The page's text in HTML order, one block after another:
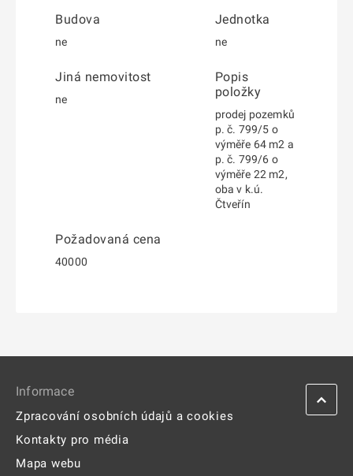
Budova
ne
Jednotka
ne
Jiná nemovitost
ne
Popis
položky
prodej pozemků
p. č. 799/5 o
výměře 64 m2 a
p. č. 799/6 o
výměře 22 m2,
oba v k.ú.
Čtveřín
Požadovaná cena
40000
Informace
Zpracování osobních údajů a cookies
Kontakty pro média
Mapa webu